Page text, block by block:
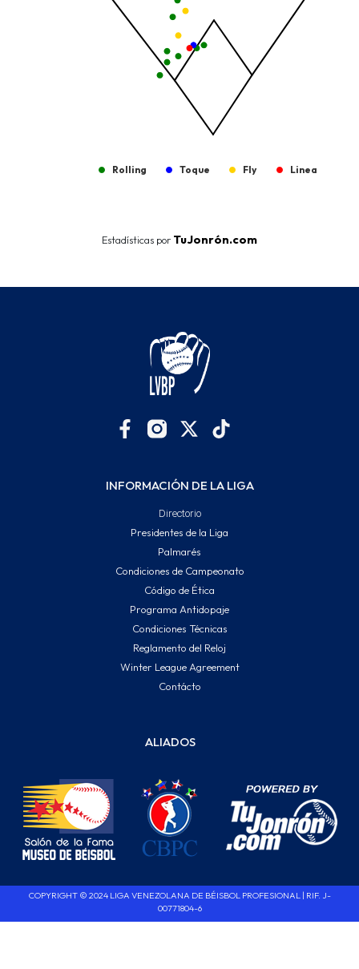
Rolling Toque Fly Linea
Estadísticas por TuJonrón.com
INFORMACIÓN DE LA LIGA
Directorio
Presidentes de la Liga
Palmarés
Condiciones de Campeonato
Código de Ética
Programa Antidopaje
Condiciones Técnicas
Reglamento del Reloj
Winter League Agreement
Contácto
ALIADOS
COPYRIGHT © 2024 LIGA VENEZOLANA DE BÉISBOL PROFESIONAL | RIF. J-
00771804-6